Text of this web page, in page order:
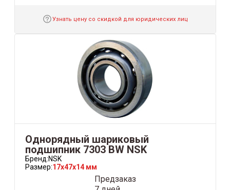
Узнать цену со скидкой для юридических лиц
Однорядный шариковый
подшипник 7303 BW NSK
Бренд:NSK
Размер:17x47x14 мм
Предзаказ